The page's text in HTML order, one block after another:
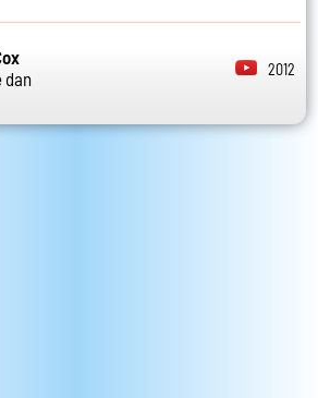
dan
2012